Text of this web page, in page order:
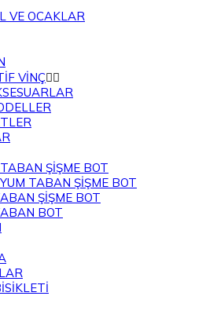
VE OCAKLAR
VİNÇ
ŞİŞME BOT
TABAN ŞİŞME BOT
ŞİŞME BOT
BOT